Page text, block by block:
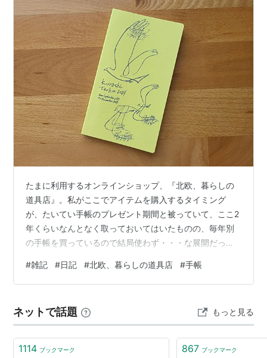
たまに利用するオンラインショップ、『北欧、暮らしの
道具店』。私がここでアイテムを購入するタイミング
が、たいてい手帳のプレゼント期間と被っていて、ここ2
年くらいなんとなく取っておいてはいたものの、毎年別
の手帳を買っているので結局使わず・・・な展開だった
入ってから、この手帳に簡単な日記を書いています。確
か、同じようなことをしてらっしゃる方のブログが、年
てびっくりした記憶があるんだよな・・・と過去の記事
を遡ったら、見つけたんですけど、記事のリンクなど貼
り付けてお相手に通知が飛ぶのもなんだか申し訳ない
#雑記 #日記 #北欧、暮らしの道具店 #手帳
ネットで話題 もっと見る
1114 ブックマーク 867 ブックマーク